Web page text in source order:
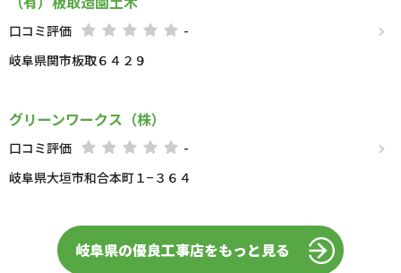
口コミ評価
-
岐阜県関市板取６４２９
グリーンワークス（株）
口コミ評価
-
岐阜県大垣市和合本町１−３６４
岐阜県の優良工事店をもっと見る